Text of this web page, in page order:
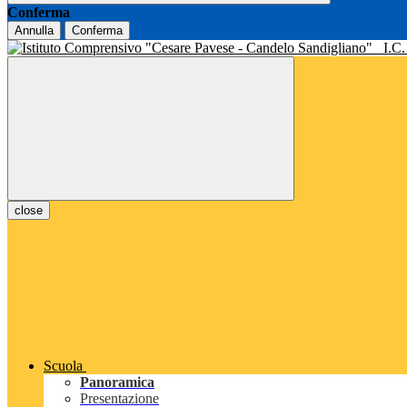
Conferma
Annulla Conferma
I.C.
close
Scuola
Panoramica
Presentazione